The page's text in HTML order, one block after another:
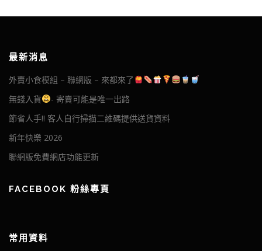
最新消息
外賣小食模組 – 聯網版 – 來都來了
無錢入貨
- 寄賣可能是唯一出路
節省人手!! 客人自行掃描二維碼提供送貨資料
新年快樂 2026
聯網版免費網店功能更新
FACEBOOK 粉絲專頁
常用資料